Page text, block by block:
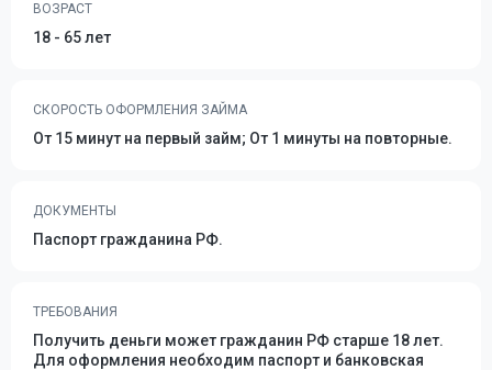
ВОЗРАСТ
18 - 65 лет
СКОРОСТЬ ОФОРМЛЕНИЯ ЗАЙМА
От 15 минут на первый займ; От 1 минуты на повторные.
ДОКУМЕНТЫ
Паспорт гражданина РФ.
ТРЕБОВАНИЯ
Получить деньги может гражданин РФ старше 18 лет.
Для оформления необходим паспорт и банковская